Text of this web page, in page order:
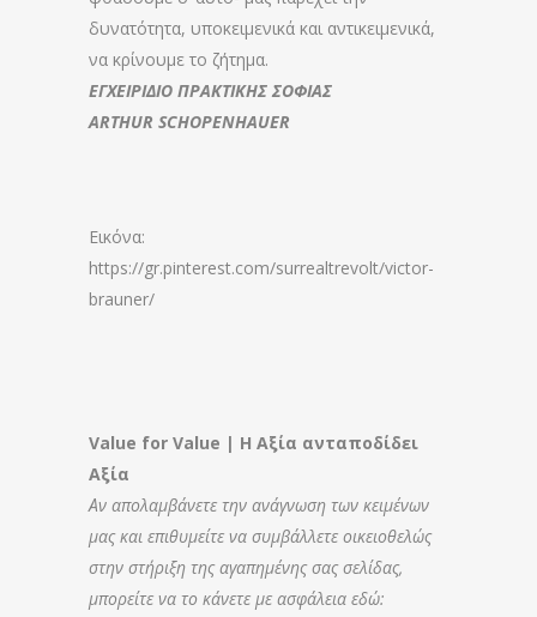
δυνατότητα, υποκειμενικά και αντικειμενικά,
να κρίνουμε το ζήτημα.
ΕΓΧΕΙΡΙΔΙΟ ΠΡΑΚΤΙΚΗΣ ΣΟΦΙΑΣ
ARTHUR SCHOPENHAUER
Εικόνα:
https://gr.pinterest.com/surrealtrevolt/victor-
brauner/
Value for Value | Η Αξία ανταποδίδει
Αξία
Αν απολαμβάνετε την ανάγνωση των κειμένων
μας και επιθυμείτε να συμβάλλετε οικειοθελώς
στην στήριξη της αγαπημένης σας σελίδας,
μπορείτε να το κάνετε με ασφάλεια εδώ: